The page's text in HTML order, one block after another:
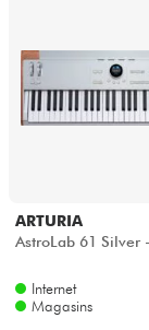
ARTURIA
AstroLab 61 Silver
Internet
Magasins